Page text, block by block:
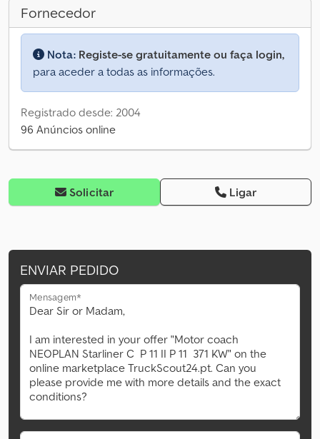
Fornecedor
Nota: Registe-se gratuitamente ou faça login,
para aceder a todas as informações.
Registrado desde: 2004
96 Anúncios online
Solicitar Ligar
ENVIAR PEDIDO
Mensagem*